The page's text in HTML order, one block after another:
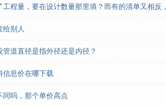
工程量，要在设计数量那里填？而有的清单又相反
给别人
道直径是指外径还是内径？
信息价在哪下载
吗，那个单价高点